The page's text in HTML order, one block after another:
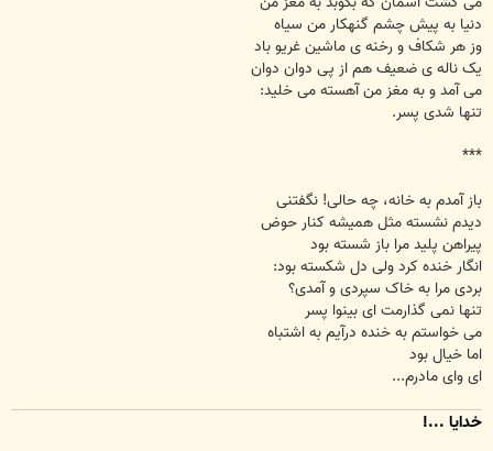
دنیا به پیش چشم گنهکار من سیاه
وز هر شکاف و رخنه ی ماشین غریو باد
یک ناله ی ضعیف هم از پی دوان دوان
می آمد و به مغز من آهسته می خلید:
تنها شدی پسر.
***
باز آمدم به خانه، چه حالی! نگفتنی
دیدم نشسته مثل همیشه کنار حوض
پیراهن پلید مرا باز شسته بود
انگار خنده کرد ولی دل شکسته بود:
بردی مرا به خاک سپردی و آمدی؟
تنها نمی گذارمت ای بینوا پسر
می خواستم به خنده درآیم به اشتباه
اما خیال بود
ای وای مادرم...
خدایا ...!